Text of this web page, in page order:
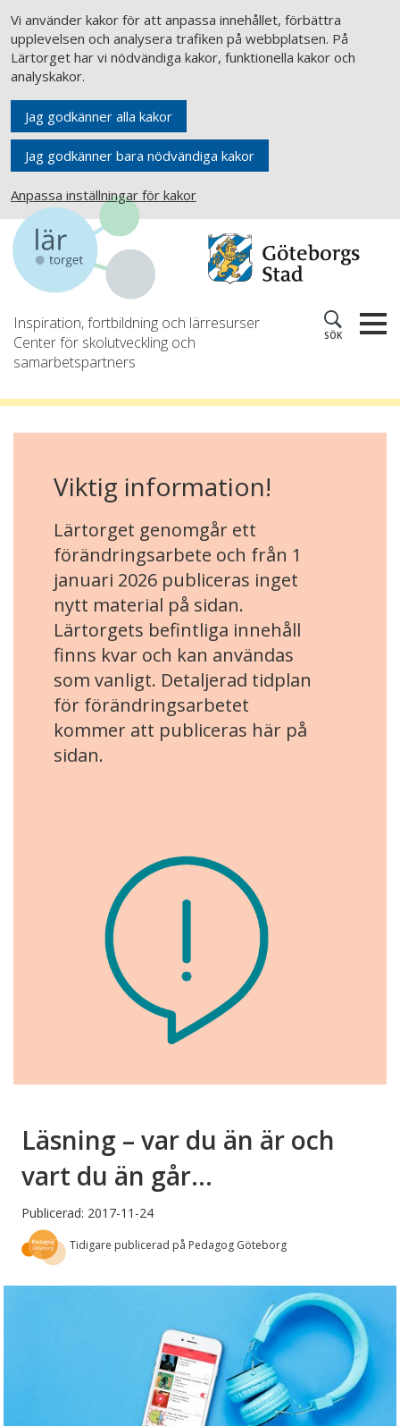
Vi använder kakor för att anpassa innehållet, förbättra
upplevelsen och analysera trafiken på webbplatsen. På
Lärtorget har vi nödvändiga kakor, funktionella kakor och
analyskakor.
Jag godkänner alla kakor
Jag godkänner bara nödvändiga kakor
Anpassa inställningar för kakor
Inspiration, fortbildning och lärresurser
Center för skolutveckling och
samarbetspartners
SÖK
Viktig information!
Lärtorget genomgår ett
förändringsarbete och från 1
januari 2026 publiceras inget
nytt material på sidan.
Lärtorgets befintliga innehåll
finns kvar och kan användas
som vanligt. Detaljerad tidplan
för förändringsarbetet
kommer att publiceras här på
sidan.
Läsning – var du än är och
vart du än går…
Publicerad: 2017-11-24
Tidigare publicerad på Pedagog Göteborg